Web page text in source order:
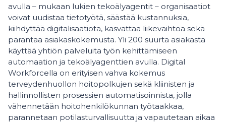
avulla – mukaan lukien tekoälyagentit – organisaatiot
voivat uudistaa tietotyötä, säästää kustannuksia,
kiihdyttää digitalisaatiota, kasvattaa liikevaihtoa sekä
parantaa asiakaskokemusta. Yli 200 suurta asiakasta
käyttää yhtiön palveluita työn kehittämiseen
automaation ja tekoälyagenttien avulla. Digital
Workforcella on erityisen vahva kokemus
terveydenhuollon hoitopolkujen sekä kliinisten ja
hallinnollisten prosessien automatisoinnista, jolla
vähennetään hoitohenkilökunnan työtaakkaa,
parannetaan potilasturvallisuutta ja vapautetaan aikaa